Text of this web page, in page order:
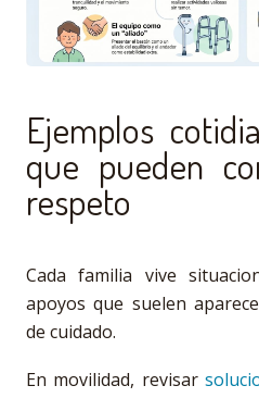
Ejemplos
que pueden
respeto
Cada familia vive
apoyos que suelen
de cuidado.
En movilidad, revisar